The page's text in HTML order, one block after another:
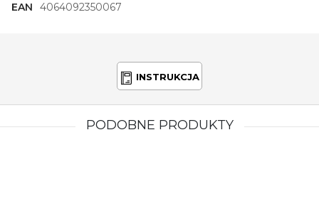
EAN
4064092350067
INSTRUKCJA
PODOBNE PRODUKTY